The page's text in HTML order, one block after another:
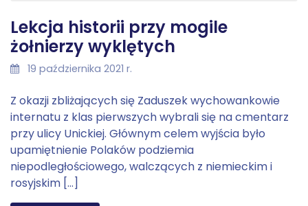
Lekcja historii przy mogile
żołnierzy wyklętych
19 października 2021 r.
Z okazji zbliżających się Zaduszek wychowankowie
internatu z klas pierwszych wybrali się na cmentarz
przy ulicy Unickiej. Głównym celem wyjścia było
upamiętnienie Polaków podziemia
niepodległościowego, walczących z niemieckim i
rosyjskim […]